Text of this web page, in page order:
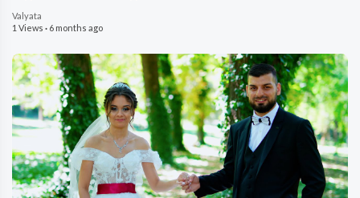
Valyata
1 Views · 6 months ago